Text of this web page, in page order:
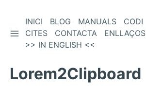
contingut
BARRA LATERAL
INICI BLOG MANUALS CODI
CITES
CONTACTA ENLLAÇOS
>> IN ENGLISH <<
Lorem2Clipboard